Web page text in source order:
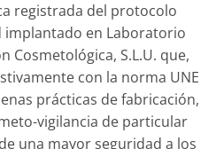
registrada del protocolo
implantado en Laboratorio
Cosmetológica, S.L.U. que,
con la norma UNE
prácticas de fabricación,
vigilancia de particular
una mayor seguridad a los